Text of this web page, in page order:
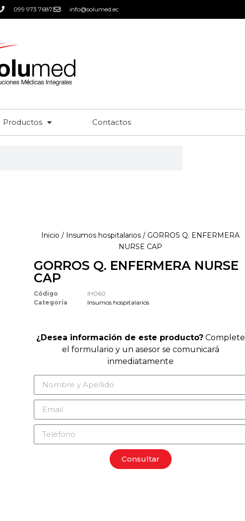
099 973 7687 info@solumed.ec
Productos Contactos
Inicio / Insumos hospitalarios / GORROS Q. ENFERMERA
NURSE CAP
GORROS Q. ENFERMERA NURSE
CAP
Código
IH060
Categoría
Insumos hospitalarios
¿Desea información de este producto?Complete
el formulario y un asesor se comunicará
inmediatamente
Consultar